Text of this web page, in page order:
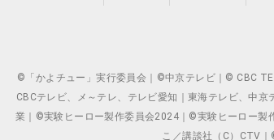
©「かよチュー」実行委員会｜©中京テレビ｜© CBC
CBCテレビ、メ～テレ、テレビ愛知｜東海テレビ、中
業｜©実験ヒーロー製作委員会2024｜©実験ヒーロー製
こ／講談社（C）CTV